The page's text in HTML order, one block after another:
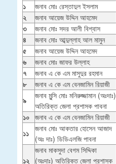
১
জনাব মোঃ রেস্তাদুল ইসলাম
২
জনাব আয়েজ উদ্দিন আহমেদ
৩
জনাব মোঃ সদর আলী বিশ্বাস
৪
জনাব মোঃ আব্দুল্লাহ আল মামুন
৫
জনাব আয়েজ উদ্দিন আহমেদ
৬
জনাব মোঃ জাফর উল্লাহ
৭
জনাব এ কে এম মাসুদুর রহমান
৮
জনাব এ কে এম বেনজামিন রিয়াজী
৯
জনাব মুন্সি মোঃ মনিরুজ্জামান (অঃদাঃ)
অতিরিক্ত জেলা প্রশাসক পাবনা
১০ জনাব এ কে এম বেনজামিন রিয়াজী
১১ জনাব মোঃ আকতার হোসেন আজাদ
(অঃ দাঃ) ডিডিএলজি পাবনা
১২
জনাব মাকসুদা বেগম সিদ্দিকা
(অঃদাঃ) অতিরিক্ত জেলা প্রশাসক